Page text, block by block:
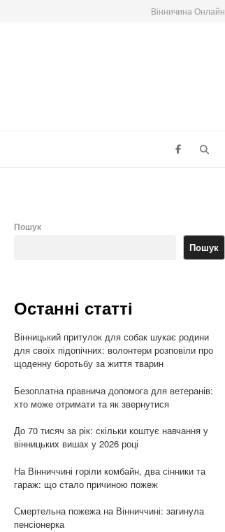
Вінничина Онлайн
Пошук
Пошук
Останні статті
Вінницький притулок для собак шукає родини
для своїх підопічних: волонтери розповіли про
щоденну боротьбу за життя тварин
Безоплатна правнича допомога для ветеранів:
хто може отримати та як звернутися
До 70 тисяч за рік: скільки коштує навчання у
вінницьких вишах у 2026 році
На Вінниччині горіли комбайн, два сінники та
гараж: що стало причиною пожеж
Смертельна пожежа на Вінниччині: загинула
пенсіонерка